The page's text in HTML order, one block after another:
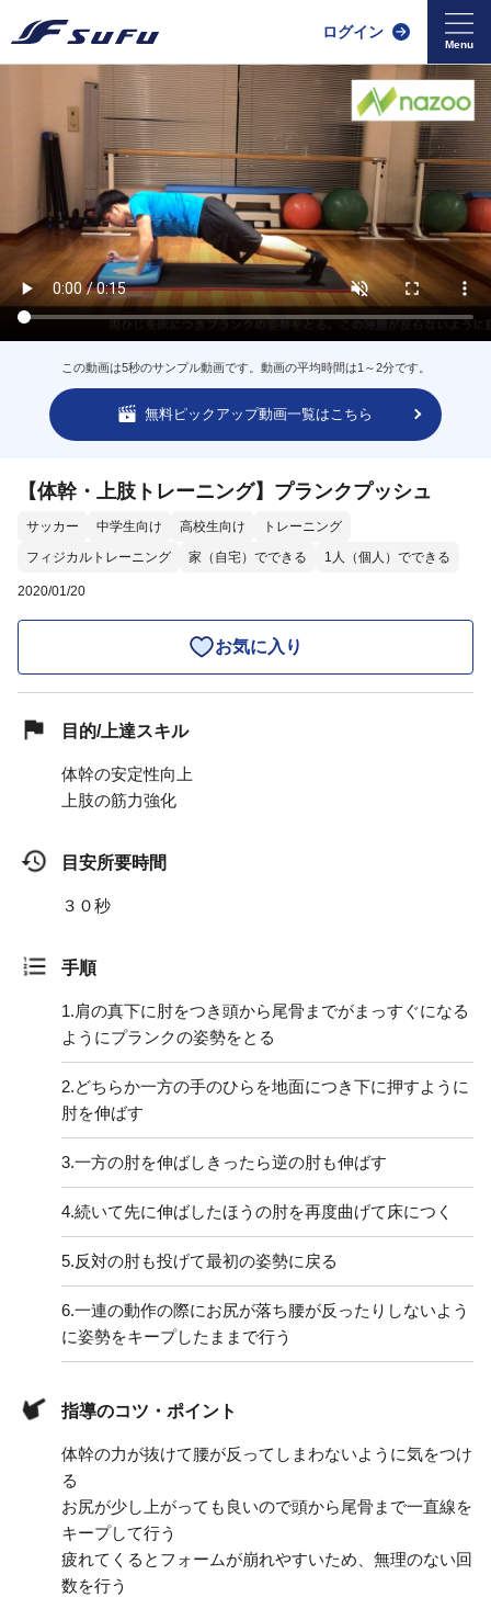
ログイン
この動画は5秒のサンプル動画です。動画の平均時間は1～2分です。
無料ピックアップ動画一覧はこちら
【体幹・上肢トレーニング】プランクプッシュ
サッカー 中学生向け 高校生向け
トレーニング
フィジカルトレーニング
家（自宅）でできる 1人（個人）でできる
2020/01/20
お気に入り
目的/上達スキル
体幹の安定性向上
上肢の筋力強化
目安所要時間
３０秒
手順
1.肩の真下に肘をつき頭から尾骨までがまっすぐになる
ようにプランクの姿勢をとる
2.どちらか一方の手のひらを地面につき下に押すように
肘を伸ばす
3.一方の肘を伸ばしきったら逆の肘も伸ばす
4.続いて先に伸ばしたほうの肘を再度曲げて床につく
5.反対の肘も投げて最初の姿勢に戻る
6.一連の動作の際にお尻が落ち腰が反ったりしないよう
に姿勢をキープしたままで行う
指導のコツ・ポイント
体幹の力が抜けて腰が反ってしまわないように気をつけ
る
お尻が少し上がっても良いので頭から尾骨まで一直線を
キープして行う
疲れてくるとフォームが崩れやすいため、無理のない回
数を行う